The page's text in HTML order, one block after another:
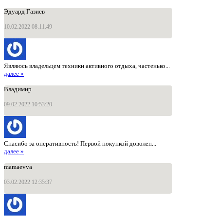
Эдуард Газиев
10.02.2022 08:11:49
Являюсь владельцем техники активного отдыха, частенько...
далее »
Владимир
09.02.2022 10:53:20
Спасибо за оперативность! Первой покупкой доволен...
далее »
mamaevva
03.02.2022 12:35:37